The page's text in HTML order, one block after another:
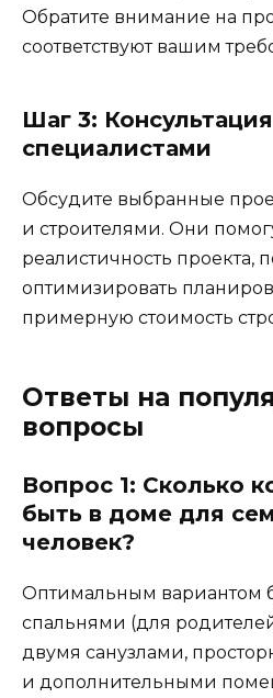
Обратите внимание на
соответствуют вашим
Шаг 3:
специалистами
Обсудите выбранные
и строителями. Они
реалистичность проекта,
оптимизировать
примерную стоимость
Ответы на
вопросы
Вопрос 1: Сколько
быть в доме для
человек?
Оптимальным вариантом
спальнями (для
двумя санузлами,
и дополнительными